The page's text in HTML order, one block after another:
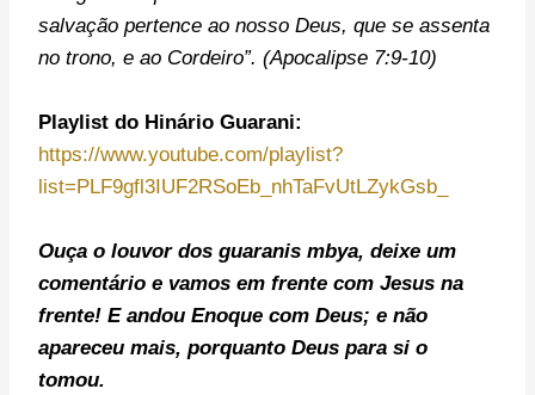
salvação pertence ao nosso Deus, que se assenta
no trono, e ao Cordeiro”. (Apocalipse 7:9-10)
Playlist do Hinário Guarani:
https://www.youtube.com/playlist?
list=PLF9gfl3IUF2RSoEb_nhTaFvUtLZykGsb_
Ouça o louvor dos guaranis mbya, deixe um
comentário e vamos em frente com Jesus na
frente!E andou Enoque com Deus; e não
apareceu mais, porquanto Deus para si o
tomou.